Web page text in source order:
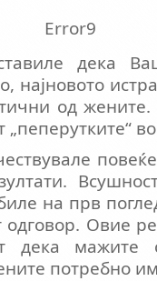
Error9
дека
најновото
од жените.
„пеперутките“
на прв
Овие
дека мажите
потребно